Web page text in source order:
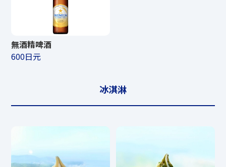
無酒精啤酒
600日元
冰淇淋